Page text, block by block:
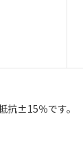
抗±15％です。